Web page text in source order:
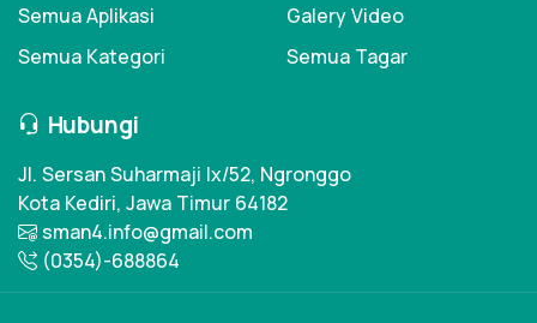
Semua Aplikasi
Semua Kategori
Galery Video
Semua Tagar
Hubungi
Jl. Sersan Suharmaji Ix/52, Ngronggo
Kota Kediri, Jawa Timur 64182
sman4.info@gmail.com
(0354)-688864